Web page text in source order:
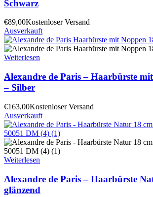
Schwarz
€89,00Kostenloser Versand
Ausverkauft
Weiterlesen
Alexandre de Paris – Haarbürste
– Silber
€163,00Kostenloser Versand
Ausverkauft
Weiterlesen
Alexandre de Paris – Haarbürste
glänzend